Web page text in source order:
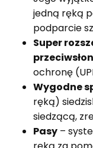
jedną ręką
podparcie
Super
ochronę
Wygodne
ręką)
siedzącą,
Pasy –